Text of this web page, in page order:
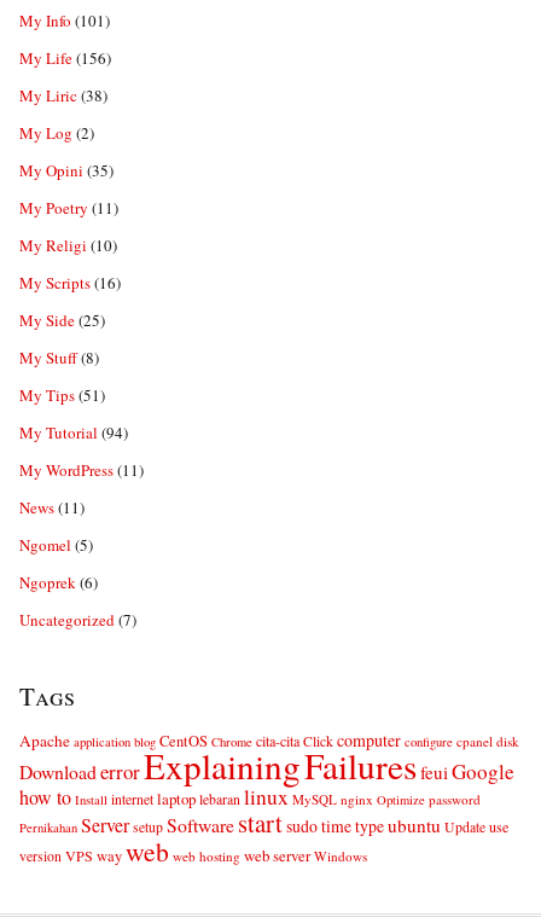
My Info (101)
My Life(156)
My Liric(38)
My Log (2)
My Opini (35)
My Poetry (11)
My Religi (10)
My Scripts(16)
My Side(25)
My Stuff(8)
My Tips(51)
My Tutorial (94)
My WordPress(11)
News(11)
Ngomel (5)
Ngoprek(6)
Uncategorized(7)
Tags
Apache application blog CentOS Chrome cita-cita Click computer configure cpanel disk
DownloaderrorExplainingFailuresfeuiGoogle
how to Install internet laptop lebaran linux MySQL nginx Optimize password
Pernikahan Server setup Softwarestartsudotimetypeubuntu Update use
version VPS wayweb web hosting web server Windows